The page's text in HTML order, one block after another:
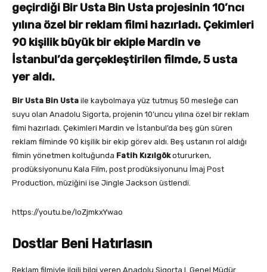
geçirdiği Bir Usta Bin Usta projesinin 10’ncı
yılına özel bir reklam filmi hazırladı. Çekimleri
90 kişilik büyük bir ekiple Mardin ve
İstanbul’da gerçekleştirilen filmde, 5 usta
yer aldı.
Bir Usta Bin Usta ile kaybolmaya yüz tutmuş 50 mesleğe can
suyu olan Anadolu Sigorta, projenin 10’uncu yılına özel bir reklam
filmi hazırladı. Çekimleri Mardin ve İstanbul’da beş gün süren
reklam filminde 90 kişilik bir ekip görev aldı. Beş ustanın rol aldığı
filmin yönetmen koltuğunda Fatih Kızılgökotururken,
prodüksiyonunu Kala Film, post prodüksiyonunu İmaj Post
Production, müziğini ise Jingle Jackson üstlendi.
https://youtu.be/IoZjmkxYwao
Dostlar Beni Hatırlasın
Reklam filmiyle ilgili bilgi veren Anadolu Sigorta I. Genel Müdür